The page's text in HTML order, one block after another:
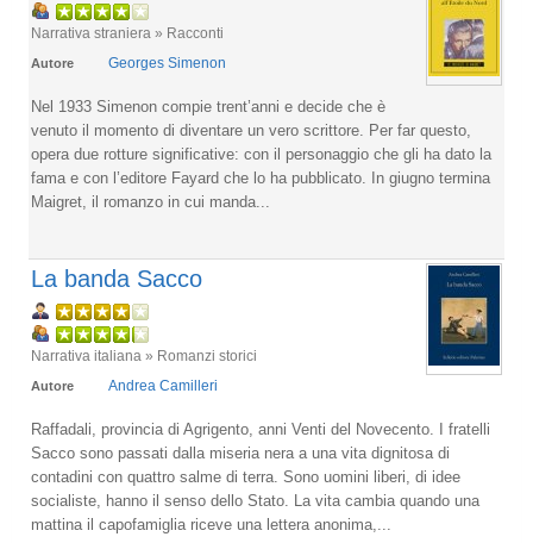
Narrativa straniera » Racconti
Autore Georges Simenon
Nel 1933 Simenon compie trent’anni e decide che è
venuto il momento di diventare un vero scrittore. Per far questo,
opera due rotture significative: con il personaggio che gli ha dato la
fama e con l’editore Fayard che lo ha pubblicato. In giugno termina
Maigret, il romanzo in cui manda...
La banda Sacco
Narrativa italiana » Romanzi storici
Autore Andrea Camilleri
Raffadali, provincia di Agrigento, anni Venti del Novecento. I fratelli
Sacco sono passati dalla miseria nera a una vita dignitosa di
contadini con quattro salme di terra. Sono uomini liberi, di idee
socialiste, hanno il senso dello Stato. La vita cambia quando una
mattina il capofamiglia riceve una lettera anonima,...